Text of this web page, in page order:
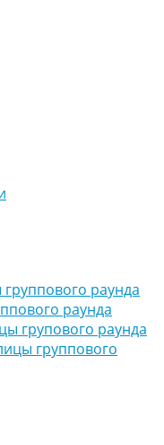
раунда
раунда
групового раунда
группового